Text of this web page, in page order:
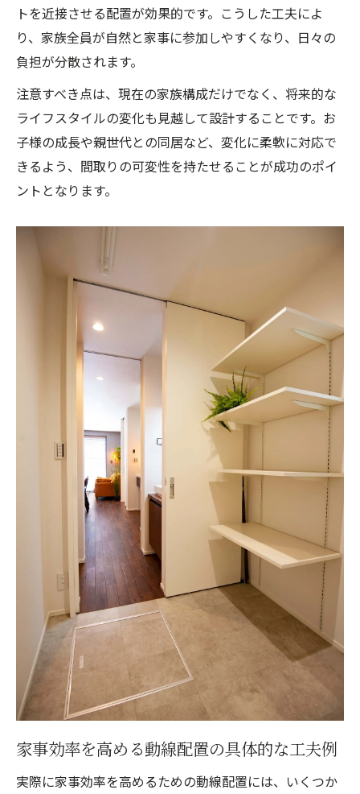
トを近接させる配置が効果的です。こうした工夫によ
り、家族全員が自然と家事に参加しやすくなり、日々の
負担が分散されます。
注意すべき点は、現在の家族構成だけでなく、将来的な
ライフスタイルの変化も見越して設計することです。お
子様の成長や親世代との同居など、変化に柔軟に対応で
きるよう、間取りの可変性を持たせることが成功のポイ
ントとなります。
家事効率を高める動線配置の具体的な工夫例
実際に家事効率を高めるための動線配置には、いくつか